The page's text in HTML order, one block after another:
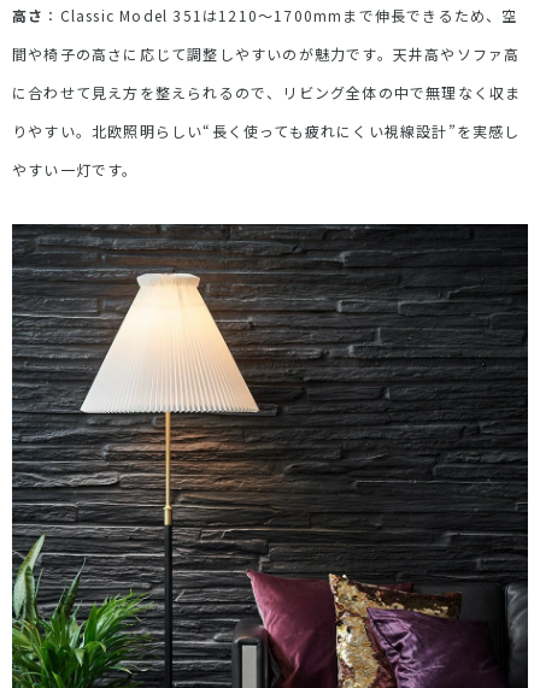
高さ ： Classic Model 351 は1210～1700mm まで伸長できるため、空
間や椅子の高さに応じて調整しやすいのが魅力です。天井高やソファ高
に合わせて見え方を整えられるので、リビング全体の中で無理なく収ま
りやすい。北欧照明らしい“ 長く使っても疲れにくい視線設計”を実感し
やすい一灯です。